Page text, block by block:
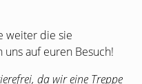
weiter die sie
auf euren Besuch!
da wir eine Treppe